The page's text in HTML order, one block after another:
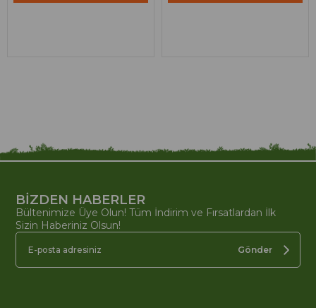
BİZDEN HABERLER
Bültenimize Üye Olun! Tüm İndirim ve Fırsatlardan İlk
Sizin Haberiniz Olsun!
Gönder